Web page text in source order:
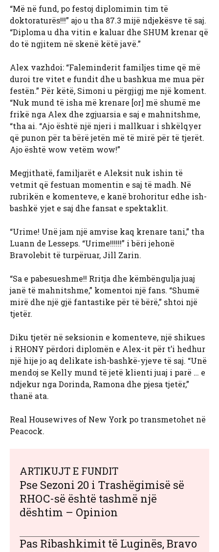
“Më në fund, po festoj diplomimin tim të
doktoraturës!!!” ajo u tha 87.3 mijë ndjekësve të saj.
“Diploma u dha vitin e kaluar dhe SHUM krenar që
do të ngjitem në skenë këtë javë.”
Alex vazhdoi: “Faleminderit familjes time që më
duroi tre vitet e fundit dhe u bashkua me mua për
festën.” Për këtë, Simoni u përgjigj me një koment.
“Nuk mund të isha më krenare [or] më shumë me
frikë nga Alex dhe zgjuarsia e saj e mahnitshme,
“tha ai. “Ajo është një njeri i mallkuar i shkëlqyer
që punon për ta bërë jetën më të mirë për të tjerët.
Ajo është wow vetëm wow!”
Megjithatë, familjarët e Aleksit nuk ishin të
vetmit që festuan momentin e saj të madh. Në
rubrikën e komenteve, e kanë brohoritur edhe ish-
bashkë yjet e saj dhe fansat e spektaklit.
“Urime! Unë jam një amvise kaq krenare tani,” tha
Luann de Lesseps. “Urime!!!!!!” i bëri jehonë
Bravolebit të turpëruar, Jill Zarin.
“Sa e pabesueshme!! Rritja dhe këmbëngulja juaj
janë të mahnitshme,” komentoi një fans. “Shumë
mirë dhe një gjë fantastike për të bërë,” shtoi një
tjetër.
Diku tjetër në seksionin e komenteve, një shikues
i RHONY përdori diplomën e Alex-it për t’i hedhur
një hije jo aq delikate ish-bashkë-yjeve të saj. “Unë
mendoj se Kelly mund të jetë klienti juaj i parë … e
ndjekur nga Dorinda, Ramona dhe pjesa tjetër,”
thanë ata.
Real Housewives of New York po transmetohet në
Peacock.
ARTIKUJT E FUNDIT
Pse Sezoni 20 i Trashëgimisë së
RHOC-së është tashmë një
dështim – Opinion
Pas Ribashkimit të Luginës, Bravo